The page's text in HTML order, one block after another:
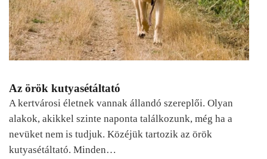
Az örök kutyasétáltató
A kertvárosi életnek vannak állandó szereplői. Olyan
alakok, akikkel szinte naponta találkozunk, még ha a
nevüket nem is tudjuk. Közéjük tartozik az örök
kutyasétáltató. Minden…